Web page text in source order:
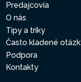
Predajcovia
O nás
Tipy a triky
Často kladené
Podpora
Kontakty